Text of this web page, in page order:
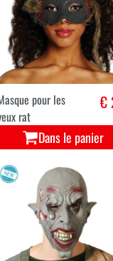
pour les
rat
€
Dans le panier